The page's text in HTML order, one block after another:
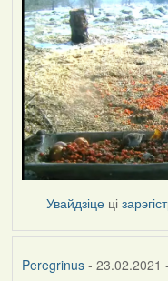
Увайдзіце ці
Peregrinus- 23.02.2021